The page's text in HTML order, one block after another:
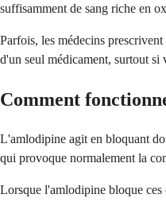
suffisamment de sang riche en
Parfois, les médecins
d'un seul médicament, surtout si
Comment
L'amlodipine agit en bloquant
qui provoque normalement la
Lorsque l'amlodipine bloque ces